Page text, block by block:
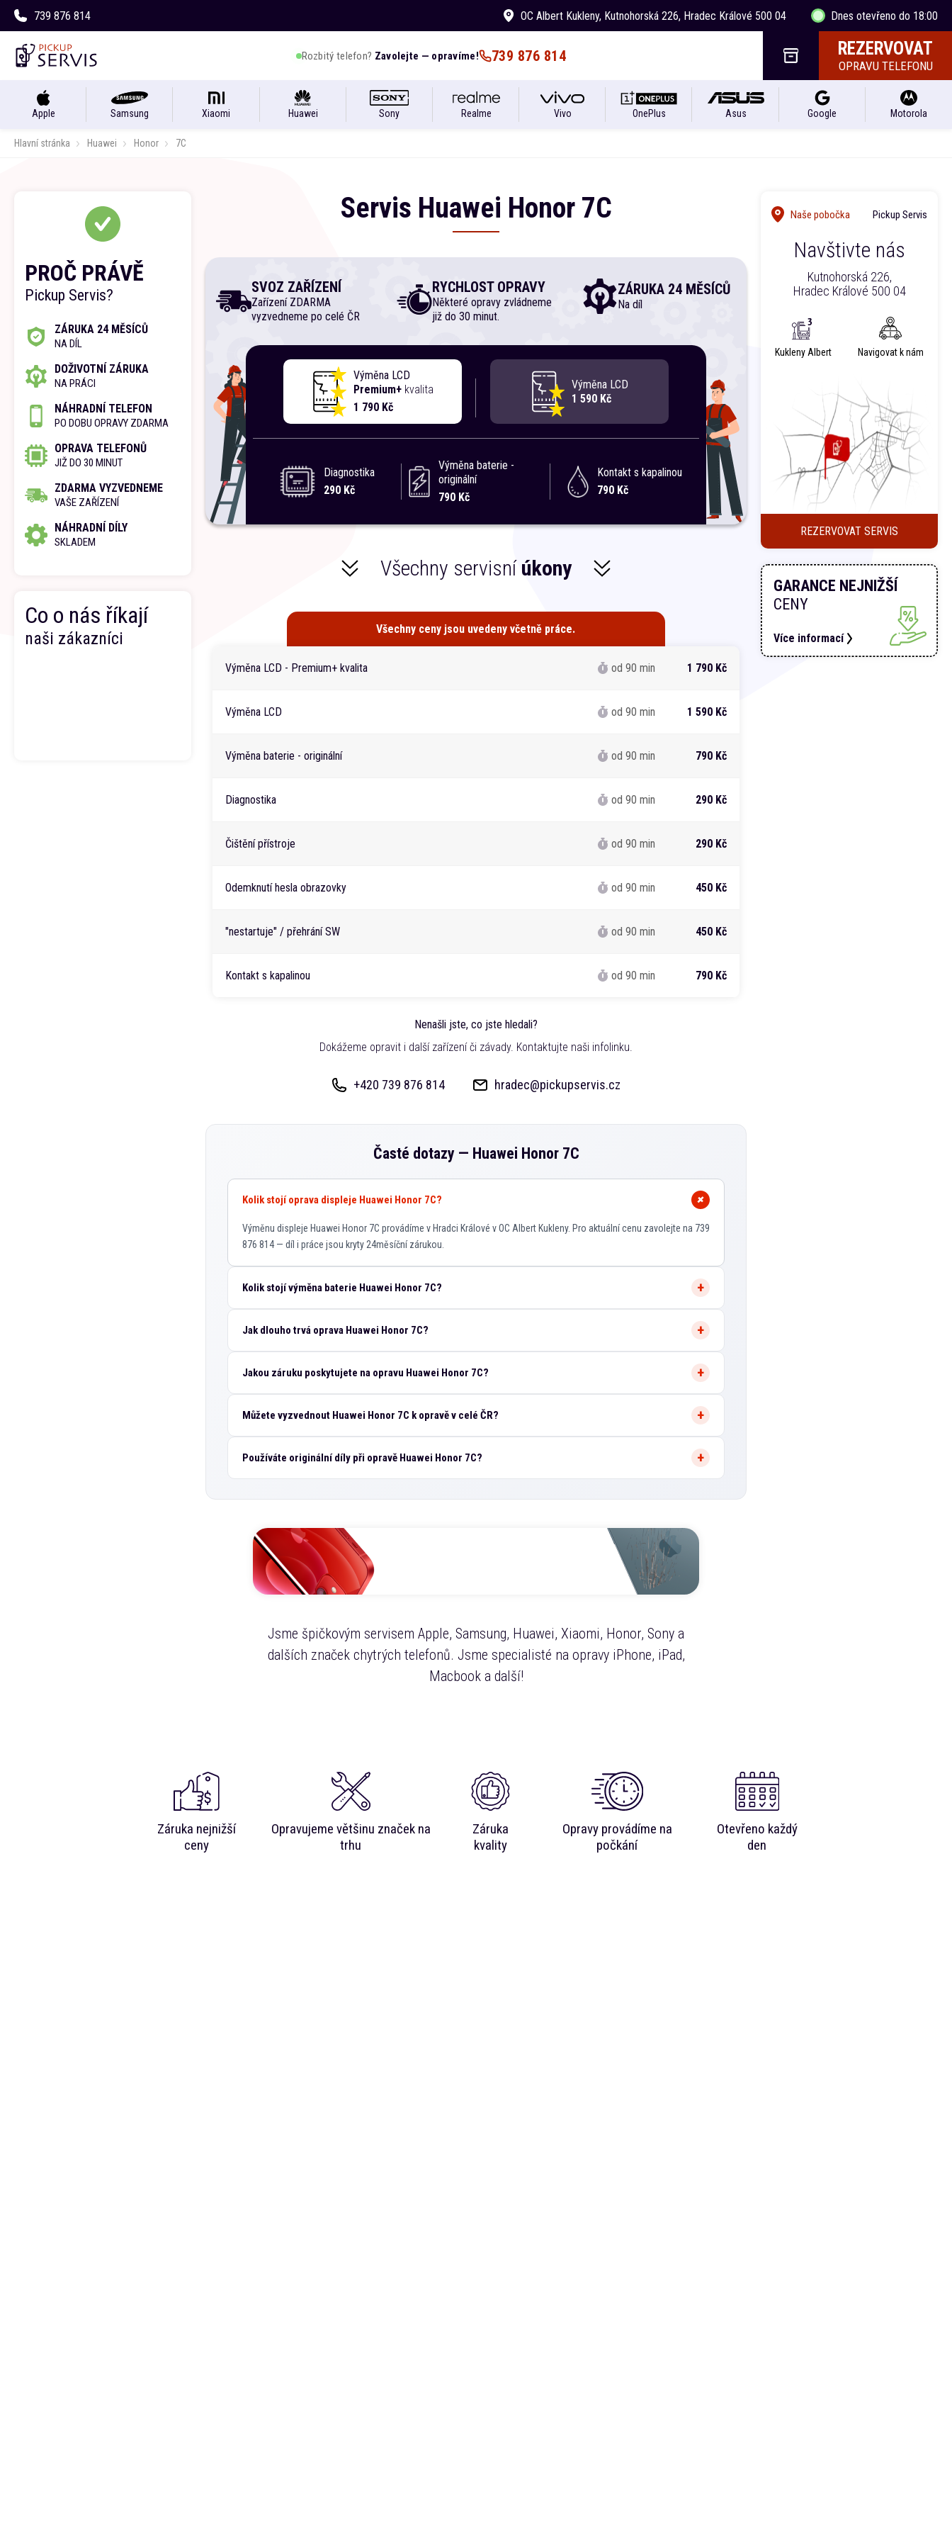
739 876 814 OC Albert Kukleny, Kutnohorská 226, Hradec Králové 500 04 Dnes otevřeno do 18:00
Rozbitý telefon? Zavolejte — opravíme! 739 876 814 REZERVOVAT
OPRAVU TELEFONU
Apple Samsung Xiaomi Huawei Sony Realme Vivo OnePlus Asus Google Motorola
Hlavní stránka Huawei Honor 7C
Servis Huawei Honor 7C
SVOZ ZAŘÍZENÍ
Zařízení ZDARMA
vyzvedneme po celé ČR
RYCHLOST OPRAVY
Některé opravy zvládneme
již do 30 minut.
ZÁRUKA 24 MĚSÍCŮ
Na díl
Výměna LCD
Premium+kvalita
1 790 Kč
Výměna LCD
1 590 Kč
Diagnostika
290 Kč
Výměna baterie -
originální
790 Kč
Kontakt s kapalinou
790 Kč
Všechny servisní úkony
Všechny ceny jsou uvedeny včetně práce.
Výměna LCD - Premium+ kvalita od 90 min 1 790 Kč
Výměna LCD od 90 min 1 590 Kč
Výměna baterie - originální od 90 min 790 Kč
Diagnostika od 90 min 290 Kč
Čištění přístroje od 90 min 290 Kč
Odemknutí hesla obrazovky od 90 min 450 Kč
"nestartuje" / přehrání SW od 90 min 450 Kč
Kontakt s kapalinou od 90 min 790 Kč
Nenašli jste, co jste hledali?
Dokážeme opravit i další zařízení či závady. Kontaktujte naši infolinku.
+420 739 876 814 hradec@pickupservis.cz
Časté dotazy — Huawei Honor 7C
Kolik stojí oprava displeje Huawei Honor 7C?
Výměnu displeje Huawei Honor 7C provádíme v Hradci Králové v OC Albert Kukleny. Pro aktuální cenu zavolejte na 739
876 814 — díl i práce jsou kryty 24měsíční zárukou.
Kolik stojí výměna baterie Huawei Honor 7C?
Jak dlouho trvá oprava Huawei Honor 7C?
Jakou záruku poskytujete na opravu Huawei Honor 7C?
Můžete vyzvednout Huawei Honor 7C k opravě v celé ČR?
Používáte originální díly při opravě Huawei Honor 7C?
Jsme špičkovým servisem Apple, Samsung, Huawei, Xiaomi, Honor, Sony a
dalších značek chytrých telefonů. Jsme specialisté na opravy iPhone, iPad,
Macbook a další!
PROČ PRÁVĚ
Pickup Servis?
ZÁRUKA 24 MĚSÍCŮ
NA DÍL
DOŽIVOTNÍ ZÁRUKA
NA PRÁCI
NÁHRADNÍ TELEFON
PO DOBU OPRAVY ZDARMA
OPRAVA TELEFONŮ
JIŽ DO 30 MINUT
ZDARMA VYZVEDNEME
VAŠE ZAŘÍZENÍ
NÁHRADNÍ DÍLY
SKLADEM
Co o nás říkají
naši zákazníci
Naše pobočka Pickup Servis
Navštivte nás
Kutnohorská 226,
Hradec Králové 500 04
Kukleny Albert Navigovat k nám
REZERVOVAT SERVIS
GARANCE NEJNIŽŠÍ
CENY
Více informací
Záruka nejnižší
ceny
Opravujeme většinu značek na
trhu
Záruka
kvality
Opravy provádíme na
počkání
Otevřeno každý
den